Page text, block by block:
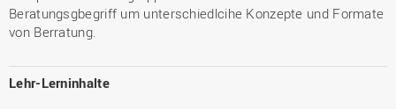
Beratungsgbegriff um unterschiedlcihe Konzepte und Formate
von Berratung.
Lehr-Lerninhalte